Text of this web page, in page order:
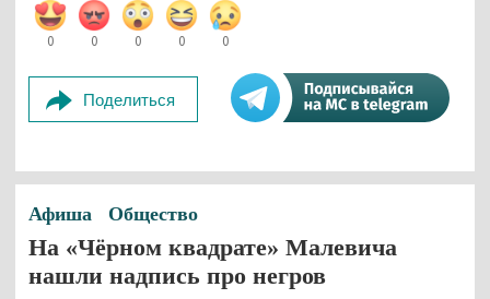
0 0 0 0 0
Поделиться
Афиша Общество
На «Чёрном квадрате» Малевича
нашли надпись про негров